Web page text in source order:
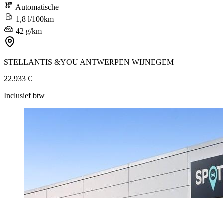
Automatische
1,8 l/100km
42 g/km
STELLANTIS &YOU ANTWERPEN WIJNEGEM
22.933 €
Inclusief btw